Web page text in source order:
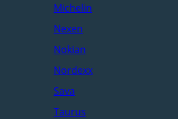
Michelin
Nexen
Nokian
Nordexx
Sava
Taurus